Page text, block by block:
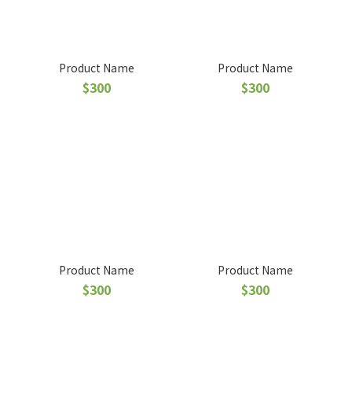
Product Name
$300
Product Name
$300
Product Name
$300
Product Name
$300